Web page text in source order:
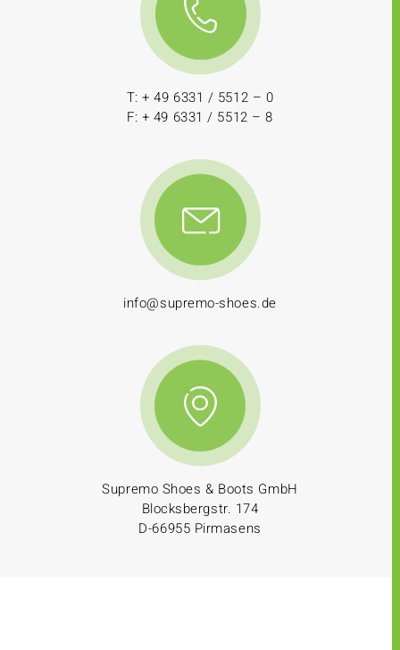
T: + 49 6331 / 5512 – 0
F: + 49 6331 / 5512 – 8
info@supremo-shoes.de
Supremo Shoes & Boots GmbH
Blocksbergstr. 174
D-66955 Pirmasens